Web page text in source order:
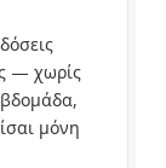
— χωρίς
μόνη